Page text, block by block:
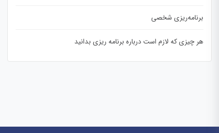
برنامه‌ریزی شخصی
هر چیزی که لازم است درباره برنامه ریزی بدانید